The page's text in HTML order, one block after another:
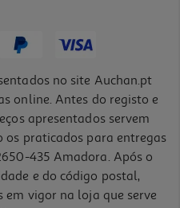
no site Auchan.pt
online. Antes do registo e
apresentados servem
os praticados para entregas
435 Amadora. Após o
e do código postal,
em vigor na loja que serve